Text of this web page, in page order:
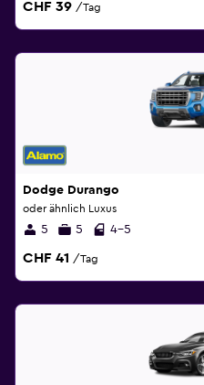
CHF 39 /Tag
Dodge Durango
oder ähnlich Luxus
5 5 4-5
CHF 41 /Tag